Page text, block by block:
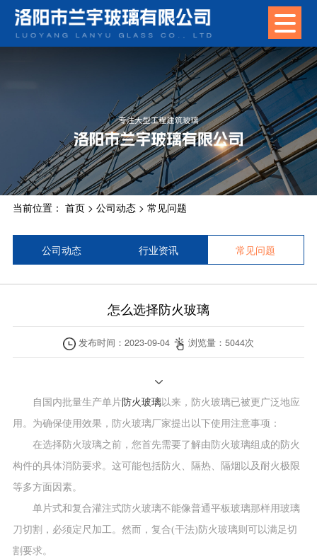
当前位置： 首页> 公司动态> 常见问题
公司动态 行业资讯 常见问题
怎么选择防火玻璃
2023-09-04
自国内批量生产单片防火玻璃以来，防火玻璃已被更广泛地应
用。为确保使用效果，防火玻璃厂家提出以下使用注意事项：
在选择防火玻璃之前，您首先需要了解由防火玻璃组成的防火
构件的具体消防要求。这可能包括防火、隔热、隔烟以及耐火极限
等多方面因素。
单片式和复合灌注式防火玻璃不能像普通平板玻璃那样用玻璃
刀切割，必须定尺加工。然而，复合(干法)防火玻璃则可以满足切
割要求。